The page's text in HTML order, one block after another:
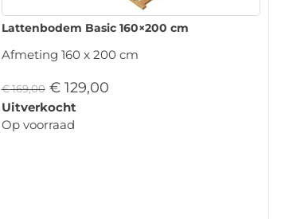
Lattenbodem Basic 160×200 cm
Afmeting 160 x 200 cm
€169,00 €129,00
Uitverkocht
Op voorraad